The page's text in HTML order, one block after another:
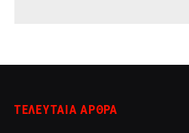
ΤΕΛΕΥΤΑΙΑ ΑΡΘΡΑ